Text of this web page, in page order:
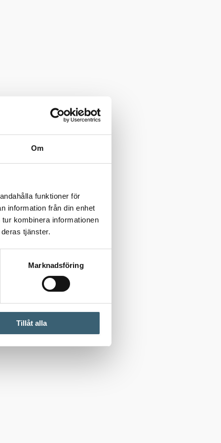
Om
funktioner för
information från din enhet
kombinera informationen
tjänster.
Marknadsföring
Tillåt alla